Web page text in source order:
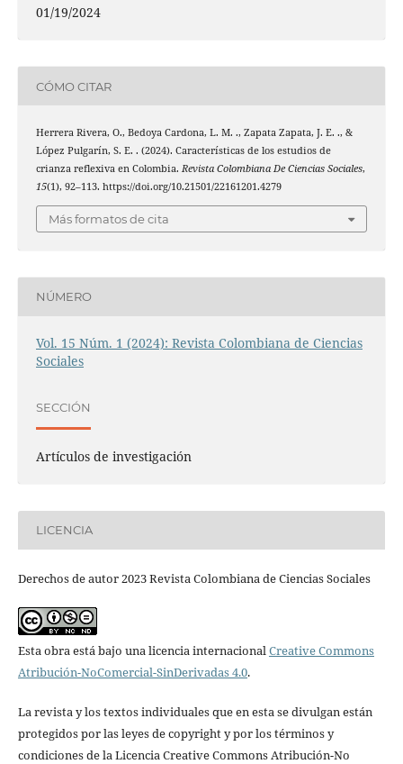
01/19/2024
CÓMO CITAR
Herrera Rivera, O., Bedoya Cardona, L. M. ., Zapata Zapata, J. E. ., &
López Pulgarín, S. E. . (2024). Características de los estudios de
crianza reflexiva en Colombia. Revista Colombiana De Ciencias Sociales,
15(1), 92–113. https://doi.org/10.21501/22161201.4279
Más formatos de cita
NÚMERO
Vol. 15 Núm. 1 (2024): Revista Colombiana de Ciencias
Sociales
SECCIÓN
Artículos de investigación
LICENCIA
Derechos de autor 2023 Revista Colombiana de Ciencias Sociales
Esta obra está bajo una licencia internacionalCreative Commons
Atribución-NoComercial-SinDerivadas 4.0.
La revista y los textos individuales que en esta se divulgan están
protegidos por las leyes de copyright y por los términos y
condiciones de la Licencia Creative Commons Atribución-No